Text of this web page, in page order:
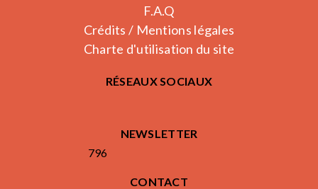
F.A.Q
Crédits / Mentions légales
Charte d'utilisation du site
RÉSEAUX SOCIAUX
NEWSLETTER
796
CONTACT